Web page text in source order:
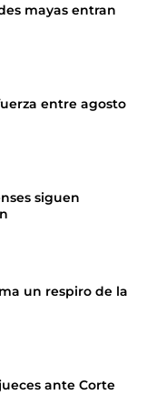
mayas entran
entre agosto
siguen
un respiro de la
ante Corte